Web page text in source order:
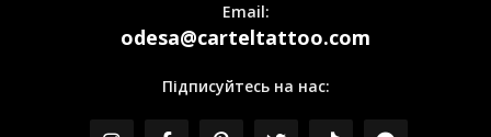
Email:
odesa@carteltattoo.com
Підписуйтесь на нас: